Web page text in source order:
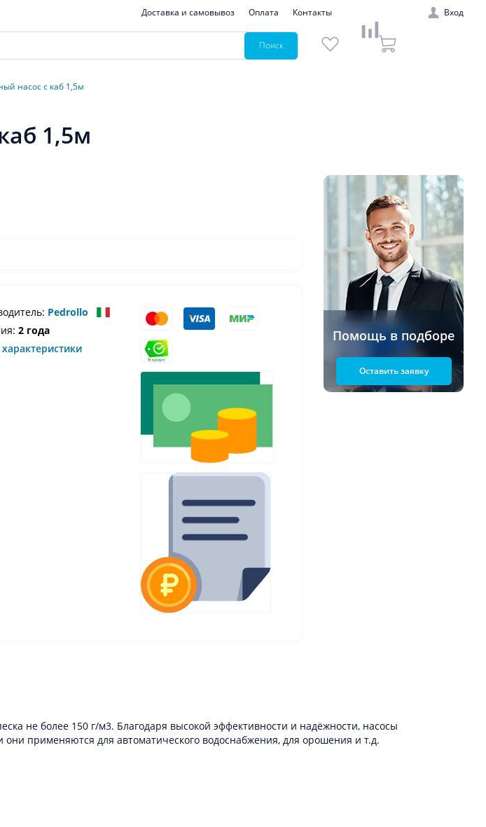
Доставка и самовывоз Оплата Контакты Вход
Поиск
насос с каб 1,5м
1,5м
Pedrollo
2 года
характеристики
Помощь в подборе
Оставить заявку
не более 150 г/м3. Благодаря высокой эффективности и надёжности, насосы
применяются для автоматического водоснабжения, для орошения и т.д.